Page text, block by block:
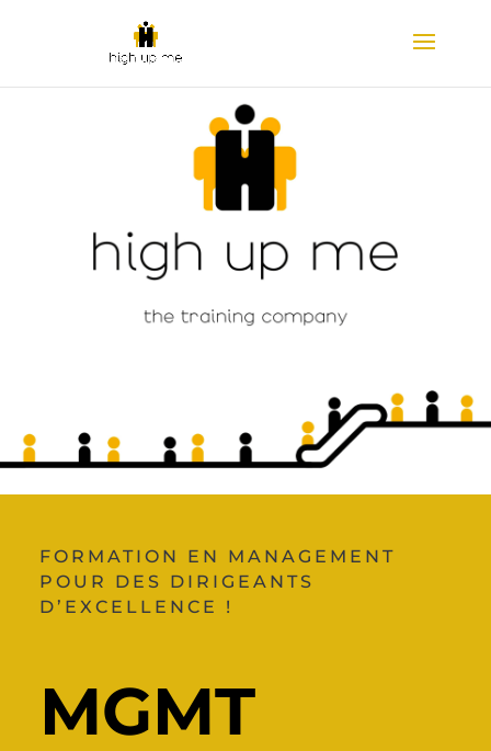
FORMATION EN MANAGEMENT
POUR DES DIRIGEANTS
D’EXCELLENCE !
MGMT